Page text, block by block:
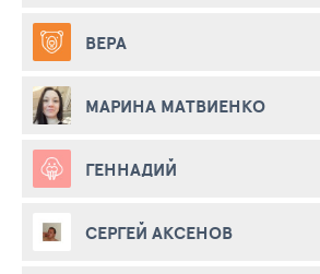
ВЕРА
МАРИНА МАТВИЕНКО
ГЕННАДИЙ
СЕРГЕЙ АКСЕНОВ